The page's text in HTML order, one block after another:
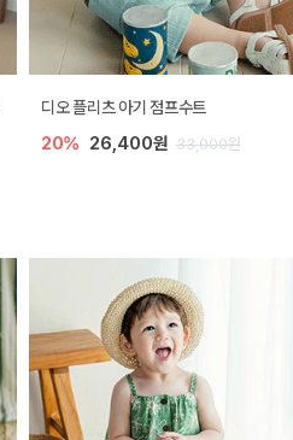
디오 플리츠 아기 점프수트
20% 26,400원 33,000원